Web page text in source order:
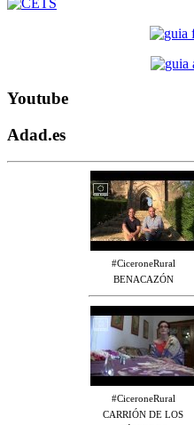
Youtube
Adad.es
#CiceroneRural
BENACAZÓN
#CiceroneRural
CARRIÓN DE LOS